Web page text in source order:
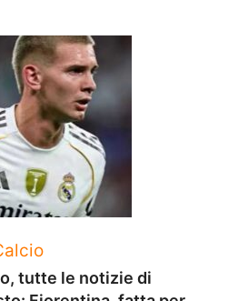
tutte le notizie di